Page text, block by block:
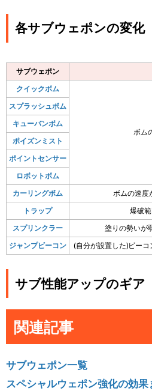
各サブウェポンの変化
サブウェポン
クイックボム
ボム
スプラッシュボム
キューバンボム
ポイズンミスト
ポイントセンサー
ロボットボム
カーリングボム
ボムの速度
トラップ
爆破
スプリンクラー
塗りの勢いが
ジャンプビーコン
(自分が設置した)ビー
サブ性能アップのギア
関連記事
サブウェポン一覧
スペシャルウェポン強化の効果